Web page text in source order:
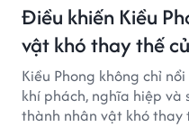
Điều khiến Kiều
vật khó thay thế
Kiều Phong không chỉ
khí phách, nghĩa hiệp
thành nhân vật khó thay